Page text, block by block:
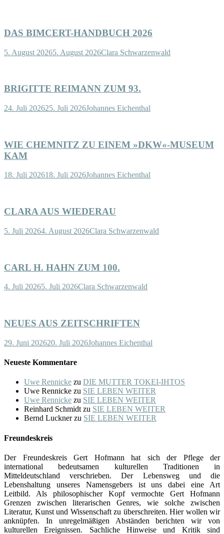
DAS BIMCERT-HANDBUCH 2026
5. August 20265. August 2026Clara Schwarzenwald
BRIGITTE REIMANN ZUM 93.
24. Juli 202625. Juli 2026Johannes Eichenthal
WIE CHEMNITZ ZU EINEM »DKW«-MUSEUM
KAM
18. Juli 202618. Juli 2026Johannes Eichenthal
CLARA AUS WIEDERAU
5. Juli 20264. August 2026Clara Schwarzenwald
CARL H. HAHN ZUM 100.
4. Juli 20265. Juli 2026Clara Schwarzenwald
NEUES AUS ZEITSCHRIFTEN
29. Juni 202620. Juli 2026Johannes Eichenthal
Neueste Kommentare
Uwe Rennicke zu DIE MUTTER TOKEI-IHTOS
Uwe Rennicke zu SIE LEBEN WEITER
Uwe Rennicke zu SIE LEBEN WEITER
Reinhard Schmidt zu SIE LEBEN WEITER
Bernd Lucknerzu SIE LEBEN WEITER
Freundeskreis
Der Freundeskreis Gert Hofmann hat sich der Pflege der
international bedeutsamen kulturellen Traditionen in
Mitteldeutschland verschrieben. Der Lebensweg und die
Lebenshaltung unseres Namensgebers ist uns dabei eine Art
Leitbild. Als philosophischer Kopf vermochte Gert Hofmann
Grenzen zwischen literarischen Genres, wie solche zwischen
Literatur, Kunst und Wissenschaft zu überschreiten. Hier wollen wir
anknüpfen. In unregelmäßigen Abständen berichten wir von
kulturellen Ereignissen. Sachliche Hinweise und Kritik sind